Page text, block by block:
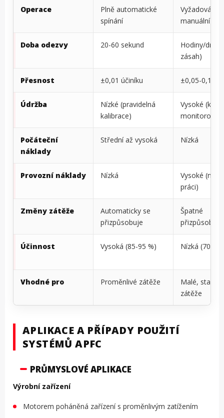
Operace
Plně automatické
spínání
Vyžadováno
manuální
Doba odezvy 20-60 sekund
Hodiny/dny
zásah)
Přesnost ±0,01 účiníku ±0,05-0,10
Údržba
Nízké (pravidelná
kalibrace)
Vysoké
Počáteční
náklady
Střední až vysoká Nízká
Provozní náklady Nízká
Vysoké
práci)
Změny zátěže
Automaticky se
přizpůsobuje
Špatné
přizpůsobení
Účinnost Vysoká (85-95 %) Nízká (70-80
Vhodné pro Proměnlivé zátěže
Malé, stabilní
zátěže
APLIKACE A PŘÍPADY POUŽITÍ
SYSTÉMŮ APFC
PRŮMYSLOVÉ APLIKACE
Výrobní zařízení
Motorem poháněná zařízení s proměnlivým zatížením